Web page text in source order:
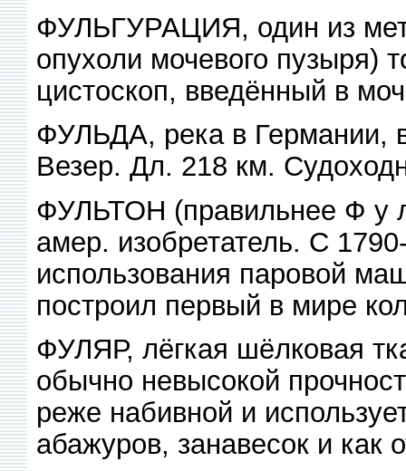
ФУЛЬГУРАЦИЯ, один из
опухоли мочевого пузыря)
цистоскоп, введённый в
ФУЛЬДА, река в Германии,
Везер. Дл. 218 км.
ФУЛЬТОН (правильнее Ф у
амер. изобретатель. С
использования паровой
построил первый в мире
ФУЛЯР, лёгкая шёлковая
обычно невысокой
реже набивной и
абажуров, занавесок и как